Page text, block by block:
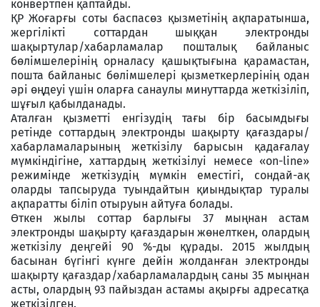
конвертпен қаптайды.
ҚР Жоғарғы соты баспасөз қызметінің ақпаратынша,
жергілікті соттардан шыққан электронды
шақыртулар/хабарламалар пошталық байланыс
бөлімшелерінің орналасу қашықтығына қарамастан,
пошта байланыс бөлімшелері қызметкерлерінің одан
әрі өңдеуі үшін оларға санаулы минуттарда жеткізіліп,
шұғыл қабылданады.
Аталған қызметті енгізудің тағы бір басымдығы
ретінде соттардың электронды шақырту қағаздары/
хабарламаларының жеткізілу барысын қадағалау
мүмкіндігіне, хаттардың жеткізілуі немесе «on-line»
режимінде жеткізудің мүмкін еместігі, сондай-ақ
оларды тапсыруда туындайтын қиындықтар туралы
ақпаратты біліп отыруын айтуға болады.
Өткен жылы соттар барлығы 37 мыңнан астам
электронды шақырту қағаздарын жөнелткен, олардың
жеткізілу деңгейі 90 %-ды құрады. 2015 жылдың
басынан бүгінгі күнге дейін жолданған электронды
шақырту қағаздар/хабарламалардың саны 35 мыңнан
асты, олардың 93 пайыздан астамы ақырғы адресатқа
жеткізілген.